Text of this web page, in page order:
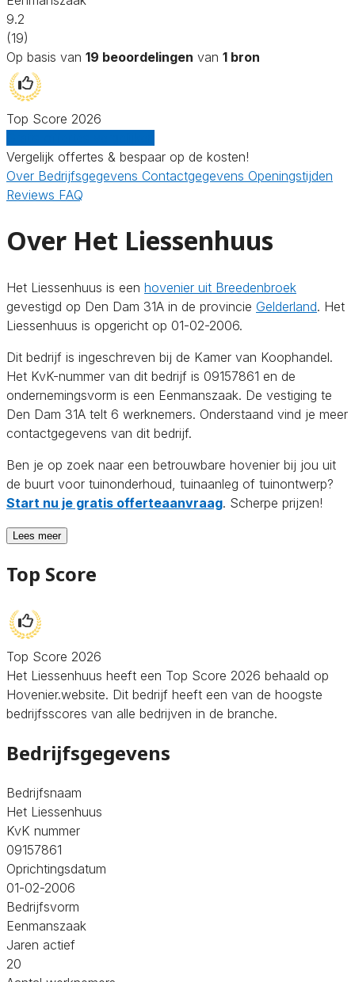
9.2
(19)
Op basis van 19 beoordelingen van 1 bron
Top Score 2026
Vergelijk offertes & bespaar op de kosten!
Over Bedrijfsgegevens Contactgegevens Openingstijden
Reviews FAQ
Over Het Liessenhuus
Het Liessenhuus is een hovenier uit Breedenbroek
gevestigd op Den Dam 31A in de provincie Gelderland. Het
Liessenhuus is opgericht op 01-02-2006.
Dit bedrijf is ingeschreven bij de Kamer van Koophandel.
Het KvK-nummer van dit bedrijf is 09157861 en de
ondernemingsvorm is een Eenmanszaak. De vestiging te
Den Dam 31A telt 6 werknemers. Onderstaand vind je meer
contactgegevens van dit bedrijf.
Ben je op zoek naar een betrouwbare hovenier bij jou uit
de buurt voor tuinonderhoud, tuinaanleg of tuinontwerp?
Start nu je gratis offerteaanvraag. Scherpe prijzen!
Lees meer
Top Score
Top Score 2026
Het Liessenhuus heeft een Top Score 2026 behaald op
Hovenier.website. Dit bedrijf heeft een van de hoogste
bedrijfsscores van alle bedrijven in de branche.
Bedrijfsgegevens
Bedrijfsnaam
Het Liessenhuus
KvK nummer
09157861
Oprichtingsdatum
01-02-2006
Bedrijfsvorm
Eenmanszaak
Jaren actief
20